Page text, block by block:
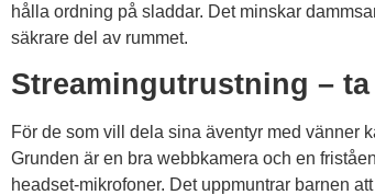
hålla ordning på sladdar. Det minskar
säkrare del av rummet.
Streamingutrustning –
För de som vill dela sina äventyr med vänner
Grunden är en bra webbkamera och en
headset-mikrofoner. Det uppmuntrar barnen